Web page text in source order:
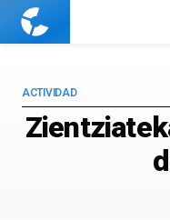
Cuaderno
ACTIVIDAD